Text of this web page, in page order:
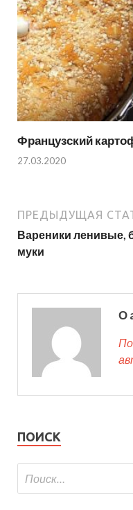
Французский
27.03.2020
ПРЕДЫДУЩАЯ
Вареники ленивые,
муки
О
ПОИСК